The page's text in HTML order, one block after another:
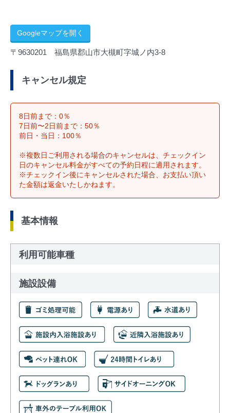
Googleマップを開く
〒9630201 福島県郡山市大槻町字城ノ内3‐8
キャンセル規定
8日前まで：0％
7日前〜2日前まで：50％
前日・当日：100％
※複数日ご利用される場合のキャンセルは、チェックイン
日のキャンセル料金がすべての予約日程に適用されます。
※チェックイン後にキャンセルされた場合、お支払い頂い
た金額は返金いたしかねます。
基本情報
利用可能車種
施設設備